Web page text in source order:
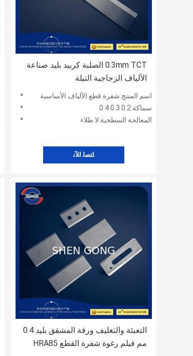
0.3mm TCT الصلبة كربيد بليد صناعة
الألياف الزجاجية التيلة
اسم المنتج:شفرة قطع الألياف الأساسية
سماكة:0.2 0.3 0.4
المعالجة السطحية:لا طلاء
ﺎﺘﺼﻟ ﺍﻶﻧ
التعبئة والتغليف ورقة المشقق بليد 0.4
مم فيلم رغوة شفرة القطع HRA85